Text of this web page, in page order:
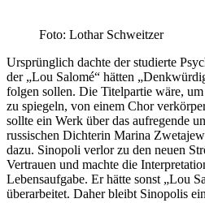
Foto: Lothar Schweitzer
Ursprünglich dachte der studierte
der „Lou Salomé“ hätten
folgen sollen. Die Titelpartie wäre,
zu spiegeln, von einem Chor
sollte ein Werk über das aufregende
russischen Dichterin Marina
dazu. Sinopoli verlor zu den neuen
Vertrauen und machte die
Lebensaufgabe. Er hätte sonst „Lou
überarbeitet. Daher bleibt Sinopolis